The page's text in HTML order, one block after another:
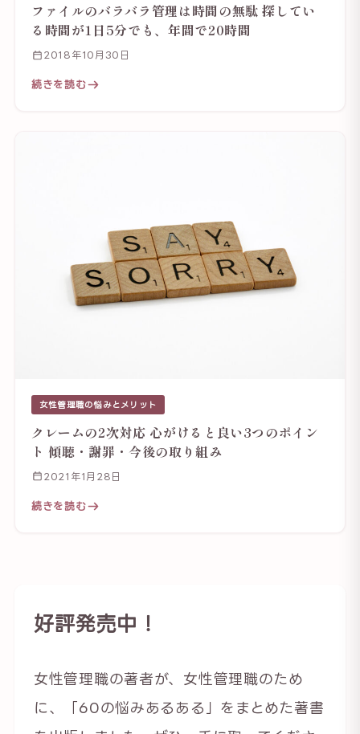
ファイルのバラバラ管理は時間の無駄 探してい
る時間が1日5分でも、年間で20時間
2018年10月30日
続きを読む
女性管理職の悩みとメリット
クレームの2次対応 心がけると良い3つのポイン
ト 傾聴・謝罪・今後の取り組み
2021年1月28日
続きを読む
好評発売中！
女性管理職の著者が、女性管理職のため
に、「60の悩みあるある」をまとめた著書